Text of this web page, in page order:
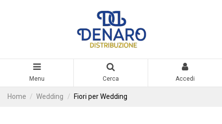
Menu Cerca Accedi
Home Wedding Fiori per Wedding